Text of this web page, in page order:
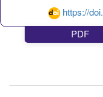
https://
PDF